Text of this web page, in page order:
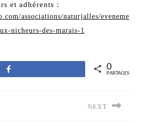
et adhérents :
associations/naturjalles/eveneme
nicheurs-des-marais-1
0
PARTAGES
NEXT